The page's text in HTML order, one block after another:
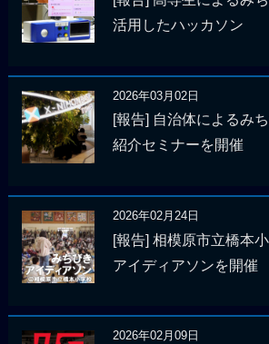
活用したハッカソン
2026年03月02日
[報告] 自治体によるみ
紹介セミナーを開催
2026年02月24日
[報告] 相模原市立橋本
アイディアソンを開催
2026年02月09日